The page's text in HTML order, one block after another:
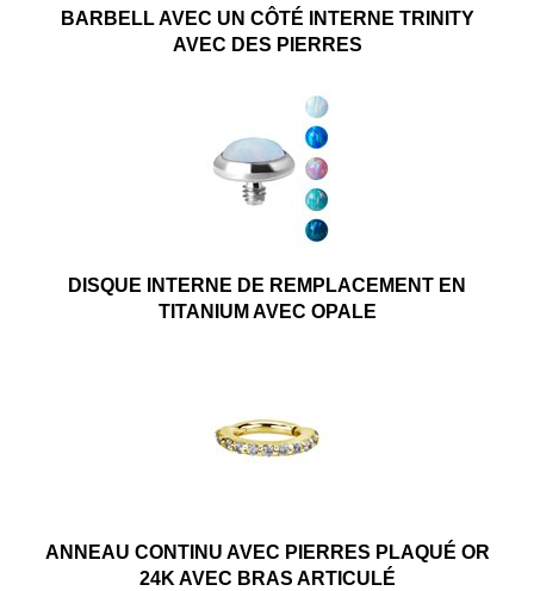
BARBELL AVEC UN CÔTÉ INTERNE TRINITY
AVEC DES PIERRES
DISQUE INTERNE DE REMPLACEMENT EN
TITANIUM AVEC OPALE
ANNEAU CONTINU AVEC PIERRES PLAQUÉ OR
24K AVEC BRAS ARTICULÉ